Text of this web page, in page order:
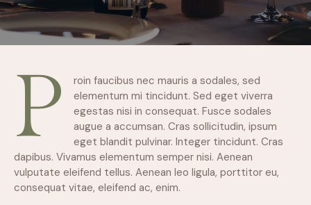
P
roin faucibus nec mauris a sodales, sed
elementum mi tincidunt. Sed eget viverra
egestas nisi in consequat. Fusce sodales
augue a accumsan. Cras sollicitudin, ipsum
eget blandit pulvinar. Integer tincidunt. Cras
dapibus. Vivamus elementum semper nisi. Aenean
vulputate eleifend tellus. Aenean leo ligula, porttitor eu,
consequat vitae, eleifend ac, enim.